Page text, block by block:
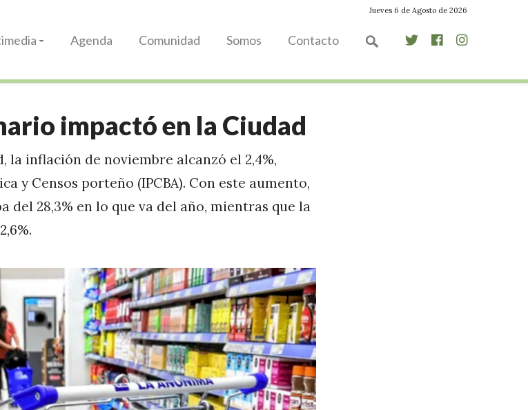
Jueves 6 de Agosto de 2026
Agenda Comunidad Somos Contacto
impactó en la Ciudad
la inflación de noviembre alcanzó el 2,4%,
y Censos porteño (IPCBA). Con este aumento,
del 28,3% en lo que va del año, mientras que la